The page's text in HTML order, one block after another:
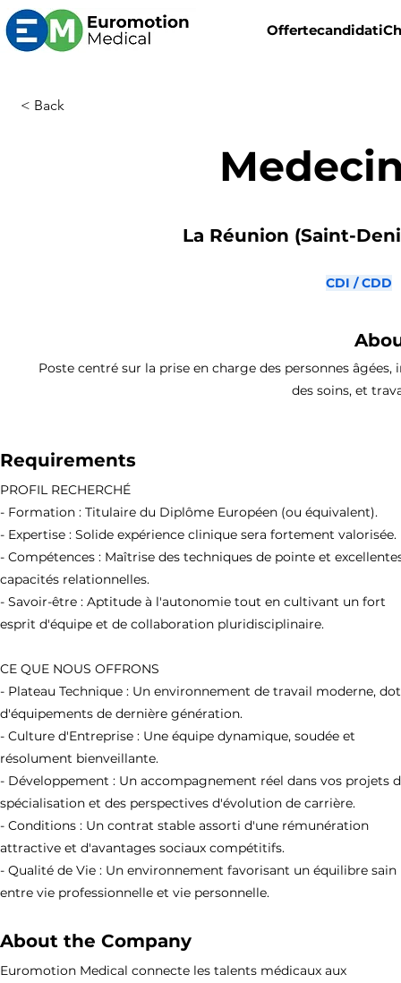
Offertecandidati
< Back
La Réunion (Saint-
CDI / CDD
Poste centré sur la prise en charge des personnes
des soins, et
Requirements
PROFIL RECHERCHÉ
- Formation : Titulaire du Diplôme Européen (ou équivalent).
- Expertise : Solide expérience clinique sera fortement valorisée.
- Compétences : Maîtrise des techniques de pointe et
capacités relationnelles.
- Savoir-être : Aptitude à l'autonomie tout en cultivant un fort
esprit d'équipe et de collaboration pluridisciplinaire.
CE QUE NOUS OFFRONS
- Plateau Technique : Un environnement de travail moderne,
d'équipements de dernière génération.
- Culture d'Entreprise : Une équipe dynamique, soudée et
résolument bienveillante.
- Développement : Un accompagnement réel dans vos projets
spécialisation et des perspectives d'évolution de carrière.
- Conditions : Un contrat stable assorti d'une rémunération
attractive et d'avantages sociaux compétitifs.
- Qualité de Vie : Un environnement favorisant un équilibre sain
entre vie professionnelle et vie personnelle.
About the Company
Euromotion Medical connecte les talents médicaux aux